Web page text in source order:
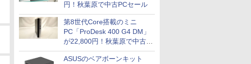
円！秋葉原で中古PCセール
第8世代Core搭載のミニ
PC「ProDesk 400 G4 DM」
が22,800円！秋葉原で中古
PCセール
ASUSのベアボーンキット